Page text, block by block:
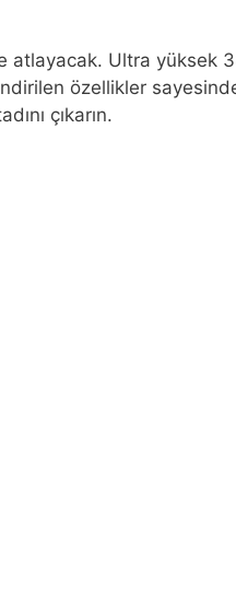
Ultra yüksek
özellikler
çıkarın.